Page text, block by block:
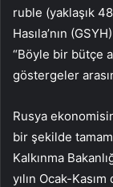
ruble (yaklaşık
Hasıla’nın
“Böyle bir bütçe
göstergeler
Rusya
bir şekilde
Kalkınma
yılın Ocak-